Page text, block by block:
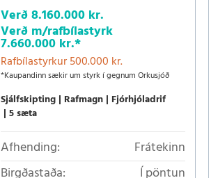
Verð8.160.000 kr.
Verð m/rafbílastyrk
7.660.000 kr.*
Rafbílastyrkur 500.000 kr.
*Kaupandinn sækir um styrk í gegnum Orkusjóð
Sjálfskipting Rafmagn Fjórhjóladrif
5 sæta
Afhending:
Frátekinn
Birgðastaða:
Í pöntun